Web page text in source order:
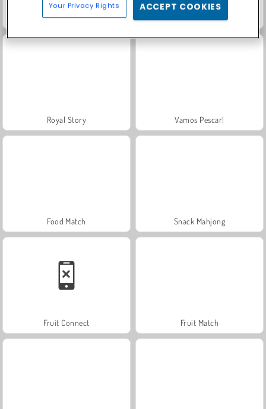
Masha and the Bear: Meadows Farm Merge Valley
Royal Story Vamos Pescar!
Food Match Snack Mahjong
Fruit Connect Fruit Match
Your Privacy Rights ACCEPT COOKIES